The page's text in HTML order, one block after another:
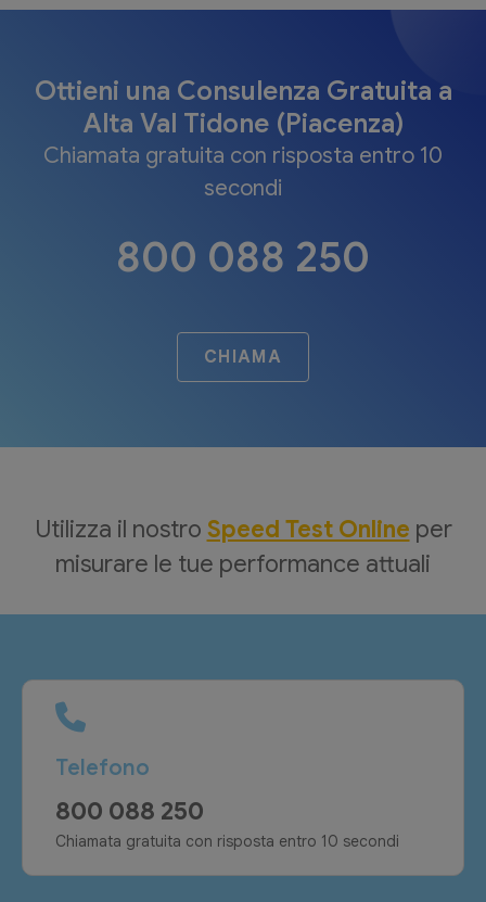
Ottieni una Consulenza Gratuita a
Alta Val Tidone (Piacenza)
Chiamata gratuita con risposta entro 10
secondi
800 088 250
CHIAMA
Utilizza il nostro Speed Test Online per
misurare le tue performance attuali
Telefono
800 088 250
Chiamata gratuita con risposta entro 10 secondi